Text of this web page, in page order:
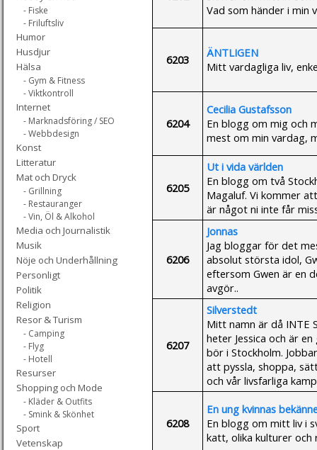
- Fiske
- Friluftsliv
Humor
Husdjur
Hälsa
- Gym & Fitness
- Viktkontroll
Internet
- Marknadsföring / SEO
- Webbdesign
Konst
Litteratur
Mat och Dryck
- Grillning
- Restauranger
- Vin, Öl & Alkohol
Media och Journalistik
Musik
Nöje och Underhållning
Personligt
Politik
Religion
Resor & Turism
- Camping
- Flyg
- Hotell
Resurser
Shopping och Mode
- Kläder & Outfits
- Smink & Skönhet
Sport
Vetenskap
Vad som händer i min
6203
ÄNTLIGEN
Mitt vardagliga liv,
6204
Cecilia Gustafsson
En blogg om mig och
mest om min vardag,
6205
Ut i vida världen
En blogg om två
Magaluf. Vi kommer
är något ni inte får
6206
Jonnas
Jag bloggar för det
absolut största idol,
eftersom Gwen är en
avgör..
6207
Silverstedt
Mitt namn är då INTE
heter Jessica och är
bör i Stockholm.
att pyssla, shoppa,
och vår livsfarliga
6208
En ung kvinnas
En blogg om mitt liv i
katt, olika kulturer och